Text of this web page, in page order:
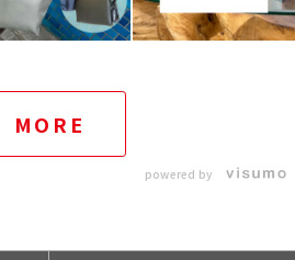
MORE
powered by